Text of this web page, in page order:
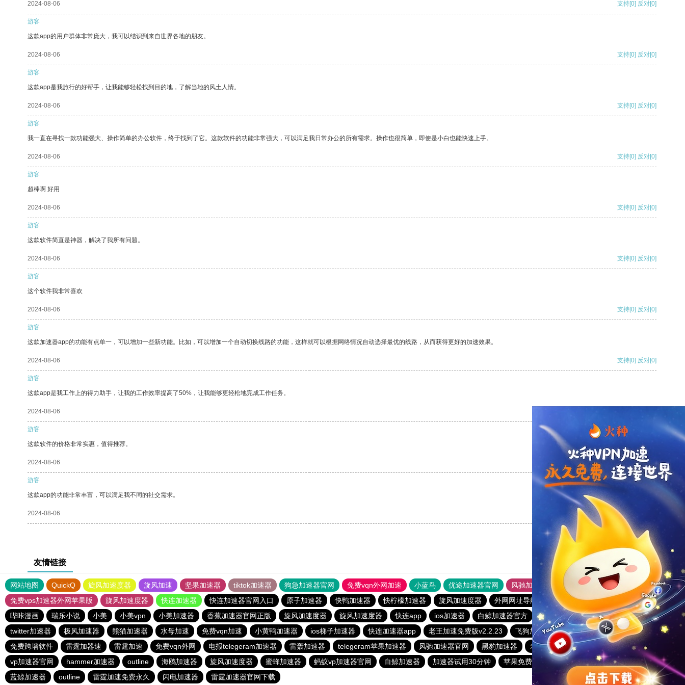
2024-08-06 支持[0] 反对[0]
游客
这款app的用户群体非常庞大，我可以结识到来自世界各地的朋友。
2024-08-06 支持[0] 反对[0]
游客
这款app是我旅行的好帮手，让我能够轻松找到目的地，了解当地的风土人情。
2024-08-06 支持[0] 反对[0]
游客
我一直在寻找一款功能强大、操作简单的办公软件，终于找到了它。这款软件的功能非常强大，可以满足我日常办公的所有需求。操作也很简单，即使是小白也能快速上手。
2024-08-06 支持[0] 反对[0]
游客
超棒啊 好用
2024-08-06 支持[0] 反对[0]
游客
这款软件简直是神器，解决了我所有问题。
2024-08-06 支持[0] 反对[0]
游客
这个软件我非常喜欢
2024-08-06 支持[0] 反对[0]
游客
这款加速器app的功能有点单一，可以增加一些新功能。比如，可以增加一个自动切换线路的功能，这样就可以根据网络情况自动选择最优的线路，从而获得更好的加速效果。
2024-08-06 支持[0] 反对[0]
游客
这款app是我工作上的得力助手，让我的工作效率提高了50%，让我能够更轻松地完成工作任务。
2024-08-06
游客
这款软件的价格非常实惠，值得推荐。
2024-08-06 支持 [0] 反对 [0]
游客
这款app的功能非常丰富，可以满足我不同的社交需求。
2024-08-06 支持
友情链接
网站地图 QuickQ 旋风加速度器 旋风加速 坚果加速器 tiktok加速器 狗急加速器官网 免费vqn外网加速 小蓝鸟 优途加速器官网 风驰加速器
旋风加速器
免费vps加速器外网苹果版
旋风加速度器 快连加速器 快连加速器官网入口 原子加速器 快鸭加速器 快柠檬加速器 旋风加速度器 外网网址导航 软件中心 雷霆加速
狂飙加速器
哔咔漫画
瑞乐小说 小美 小美vpn 小美加速器 香蕉加速器官网正版 旋风加速度器 旋风加速度器 快连app ios加速器 白鲸加速器官方 outline
国外vps加速免费
twitter加速器
极风加速器 熊猫加速器 水母加速 免费vqn加速 小黄鸭加速器 ios梯子加速器 快连加速器app 老王加速免费版v2.2.23 飞狗加速器 小牛vp加速器
快鸭加速器app
免费跨墙软件
雷霆加器速 雷霆加速 免费vqn外网 电报telegeram加速器 雷轰加速器 telegeram苹果加速器 风驰加速器官网 黑豹加速器 老王加速npv下载官网
蚂蚁加速器
vp加速器官网
hammer加速器 outline 海鸥加速器 旋风加速度器 蜜蜂加速器 蚂蚁vp加速器官网 白鲸加速器 加速器试用30分钟 苹果免费vqn加速 安易加速器
hammer加速器
蓝鲸加速器
outline 雷霆加速免费永久 闪电加速器 雷霆加速器官网下载